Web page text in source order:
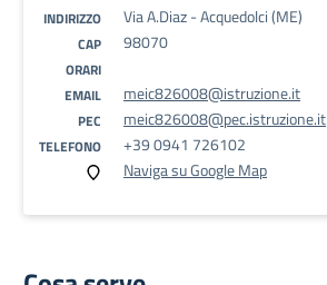
INDIRIZZO Via A.Diaz - Acquedolci (ME)
CAP 98070
ORARI
EMAIL
meic826008@istruzione.it
PEC meic826008@pec.istruzione.it
TELEFONO
+39 0941 726102
Naviga su Google Map